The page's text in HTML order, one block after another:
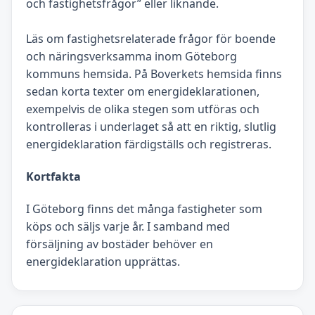
och fastighetsfrågor” eller liknande.
Läs om fastighetsrelaterade frågor för boende
och näringsverksamma inom Göteborg
kommuns hemsida. På Boverkets hemsida finns
sedan korta texter om energideklarationen,
exempelvis de olika stegen som utföras och
kontrolleras i underlaget så att en riktig, slutlig
energideklaration färdigställs och registreras.
Kortfakta
I Göteborg finns det många fastigheter som
köps och säljs varje år. I samband med
försäljning av bostäder behöver en
energideklaration upprättas.